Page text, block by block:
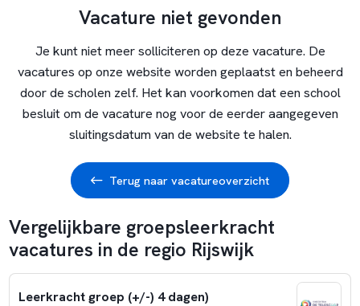
Vacature niet gevonden
Je kunt niet meer solliciteren op deze vacature. De
vacatures op onze website worden geplaatst en beheerd
door de scholen zelf. Het kan voorkomen dat een school
besluit om de vacature nog voor de eerder aangegeven
sluitingsdatum van de website te halen.
Terug naar vacatureoverzicht
Vergelijkbare groepsleerkracht
vacatures in de regio Rijswijk
Leerkracht groep (+/-) 4 dagen)